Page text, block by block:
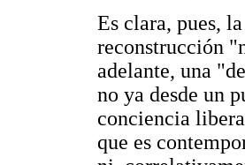
Es clara, pues,
reconstrucción
adelante, una
no ya desde un
conciencia
que es